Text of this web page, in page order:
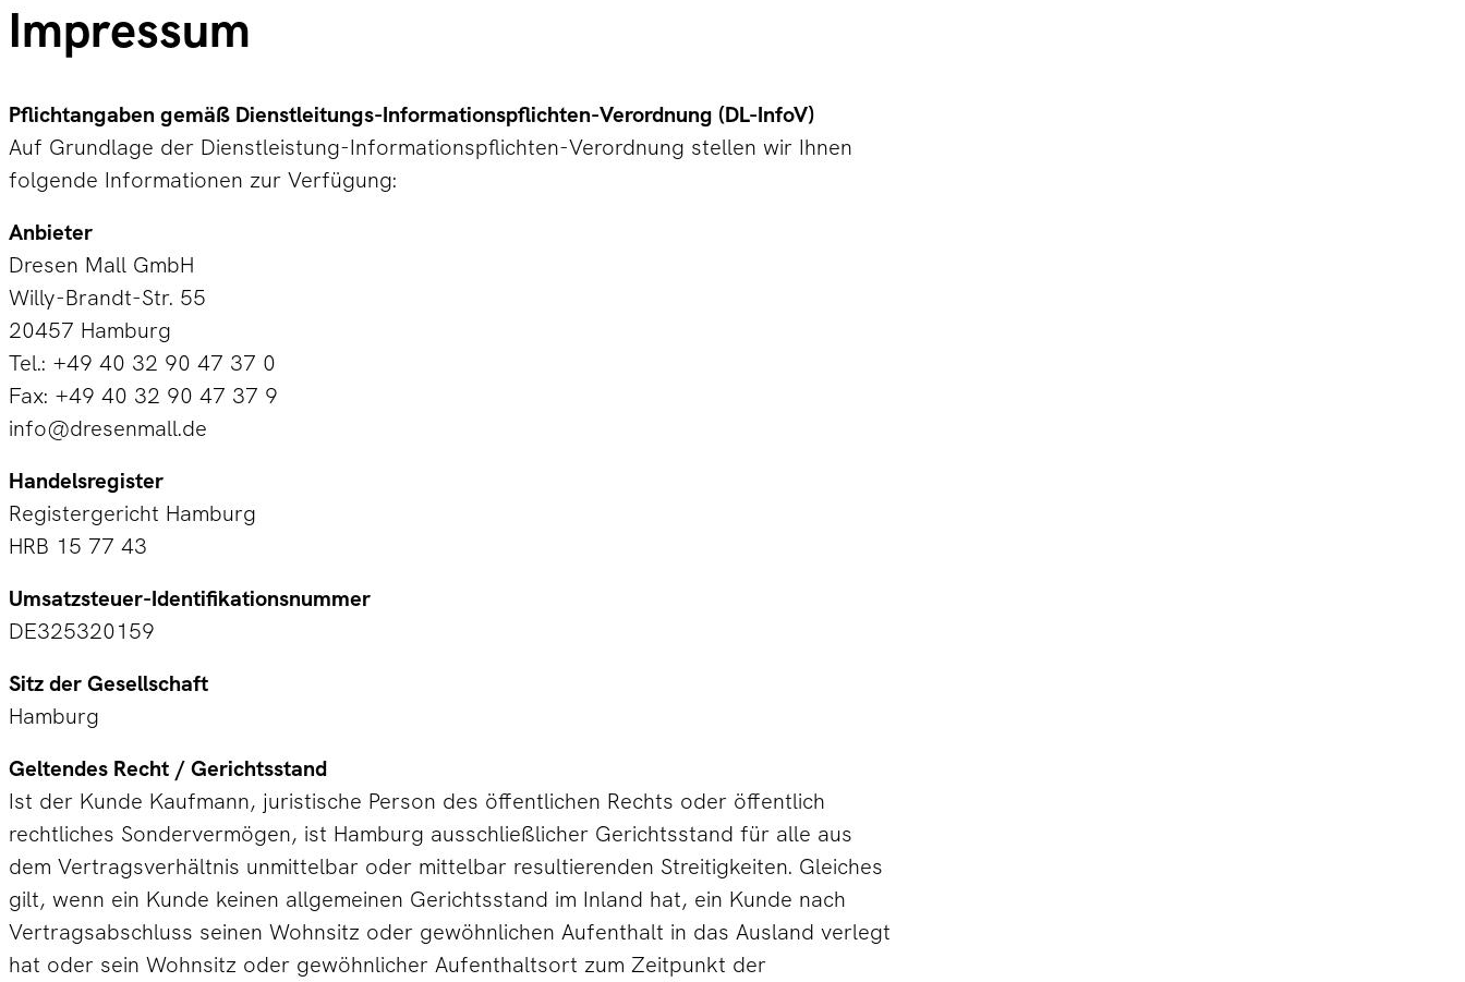
Impressum
Pflichtangaben gemäß Dienstleitungs-Informationspflichten-Verordnung (DL-InfoV)
Auf Grundlage der Dienstleistung-Informationspflichten-Verordnung stellen wir Ihnen
folgende Informationen zur Verfügung:
Anbieter
Dresen Mall GmbH
Willy-Brandt-Str. 55
20457 Hamburg
Tel.: +49 40 32 90 47 37 0
Fax: +49 40 32 90 47 37 9
info@dresenmall.de
Handelsregister
Registergericht Hamburg
HRB 15 77 43
Umsatzsteuer-Identifikationsnummer
DE325320159
Sitz der Gesellschaft
Hamburg
Geltendes Recht / Gerichtsstand
Ist der Kunde Kaufmann, juristische Person des öffentlichen Rechts oder öffentlich
rechtliches Sondervermögen, ist Hamburg ausschließlicher Gerichtsstand für alle aus
dem Vertragsverhältnis unmittelbar oder mittelbar resultierenden Streitigkeiten. Gleiches
gilt, wenn ein Kunde keinen allgemeinen Gerichtsstand im Inland hat, ein Kunde nach
Vertragsabschluss seinen Wohnsitz oder gewöhnlichen Aufenthalt in das Ausland verlegt
hat oder sein Wohnsitz oder gewöhnlicher Aufenthaltsort zum Zeitpunkt der